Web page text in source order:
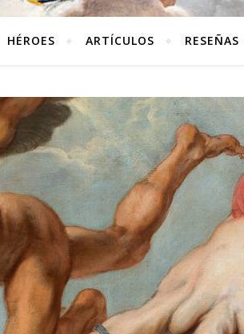
HÉROES ARTÍCULOS RESEÑAS